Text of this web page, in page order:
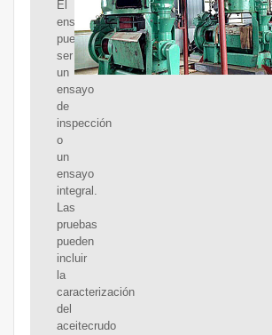
El
ensayo
puede
ser
un
ensayo
de
inspección
o
un
ensayo
integral.
Las
pruebas
pueden
incluir
la
caracterización
del
aceitecrudo